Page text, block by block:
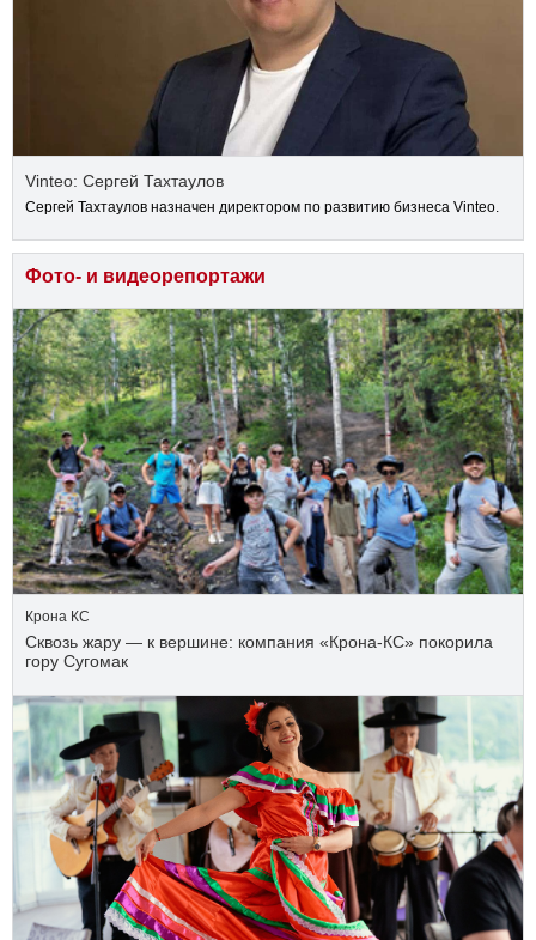
Vinteo: Сергей Тахтаулов
Сергей Тахтаулов назначен директором по развитию бизнеса Vinteo.
Фото- и видеорепортажи
Крона КС
Сквозь жару — к вершине: компания «Крона‑КС» покорила
гору Сугомак